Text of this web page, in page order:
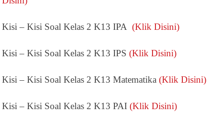
Kisi – Kisi Soal Kelas 2 K13 IPA (Klik Disini)
Kisi – Kisi Soal Kelas 2 K13 IPS (Klik Disini)
Kisi – Kisi Soal Kelas 2 K13 Matematika (Klik Disini)
Kisi – Kisi Soal Kelas 2 K13 PAI (Klik Disini)